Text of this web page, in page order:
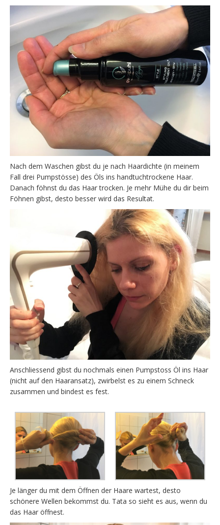
Nach dem Waschen gibst du je nach Haardichte (in meinem
Fall drei Pumpstösse) des Öls ins handtuchtrockene Haar.
Danach föhnst du das Haar trocken. Je mehr Mühe du dir beim
Föhnen gibst, desto besser wird das Resultat.
Anschliessend gibst du nochmals einen Pumpstoss Öl ins Haar
(nicht auf den Haaransatz), zwirbelst es zu einem Schneck
zusammen und bindest es fest.
Je länger du mit dem Öffnen der Haare wartest, desto
schönere Wellen bekommst du. Tata so sieht es aus, wenn du
das Haar öffnest.